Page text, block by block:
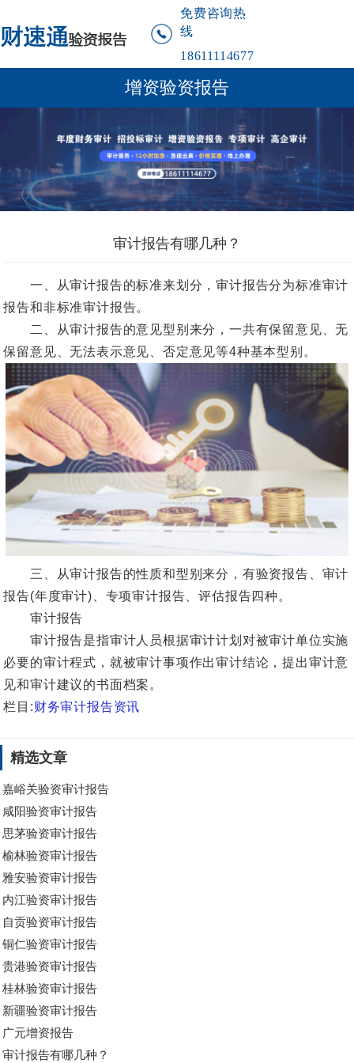
免费咨询热
线
18611114677
增资验资报告
审计报告有哪几种？
一、从审计报告的标准来划分，审计报告分为标准审计
报告和非标准审计报告。
二、从审计报告的意见型别来分，一共有保留意见、无
保留意见、无法表示意见、否定意见等4种基本型别。
三、从审计报告的性质和型别来分，有验资报告、审计
报告(年度审计)、专项审计报告、评估报告四种。
审计报告
审计报告是指审计人员根据审计计划对被审计单位实施
必要的审计程式，就被审计事项作出审计结论，提出审计意
见和审计建议的书面档案。
栏目:财务审计报告资讯
精选文章
嘉峪关验资审计报告
咸阳验资审计报告
思茅验资审计报告
榆林验资审计报告
雅安验资审计报告
内江验资审计报告
自贡验资审计报告
铜仁验资审计报告
贵港验资审计报告
桂林验资审计报告
新疆验资审计报告
广元增资报告
审计报告有哪几种？